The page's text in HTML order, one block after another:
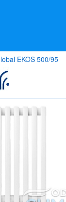
EKOS 500/95